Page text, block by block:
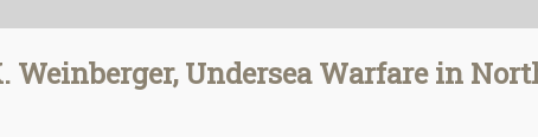
Weinberger, Undersea Warfare in